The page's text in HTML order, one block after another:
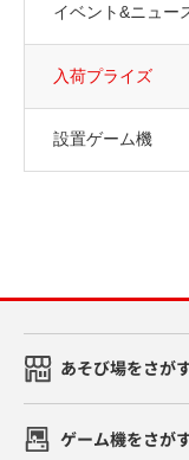
イベント&ニュー
入荷プライズ
設置ゲーム機
あそび場をさが
ゲーム機をさが